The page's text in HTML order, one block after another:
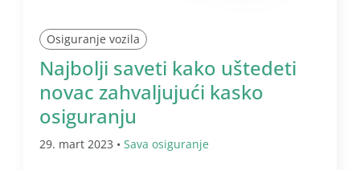
Osiguranje vozila
Najbolji saveti kako uštedeti
novac zahvaljujući kasko
osiguranju
29. mart 2023 • Sava osiguranje